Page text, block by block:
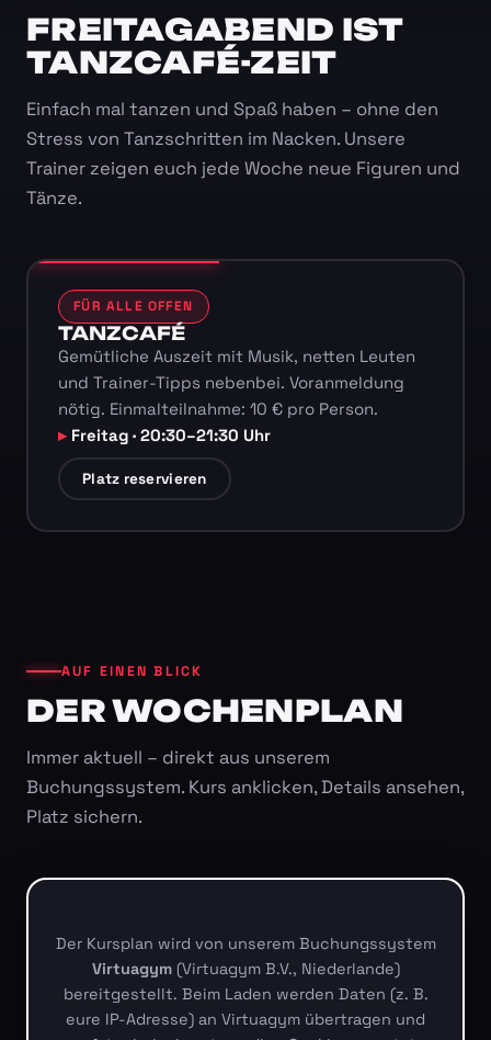
FREITAGABEND IST
TANZCAFÉ-ZEIT
Einfach mal tanzen und Spaß haben – ohne den
Stress von Tanzschritten im Nacken. Unsere
Trainer zeigen euch jede Woche neue Figuren und
Tänze.
FÜR ALLE OFFEN
TANZCAFÉ
Gemütliche Auszeit mit Musik, netten Leuten
und Trainer-Tipps nebenbei. Voranmeldung
nötig. Einmalteilnahme: 10 € pro Person.
Freitag · 20:30–21:30 Uhr
Platz reservieren
AUF EINEN BLICK
DER WOCHENPLAN
Immer aktuell – direkt aus unserem
Buchungssystem. Kurs anklicken, Details ansehen,
Platz sichern.
Der Kursplan wird von unserem Buchungssystem
Virtuagym(Virtuagym B.V., Niederlande)
bereitgestellt. Beim Laden werden Daten (z. B.
eure IP-Adresse) an Virtuagym übertragen und